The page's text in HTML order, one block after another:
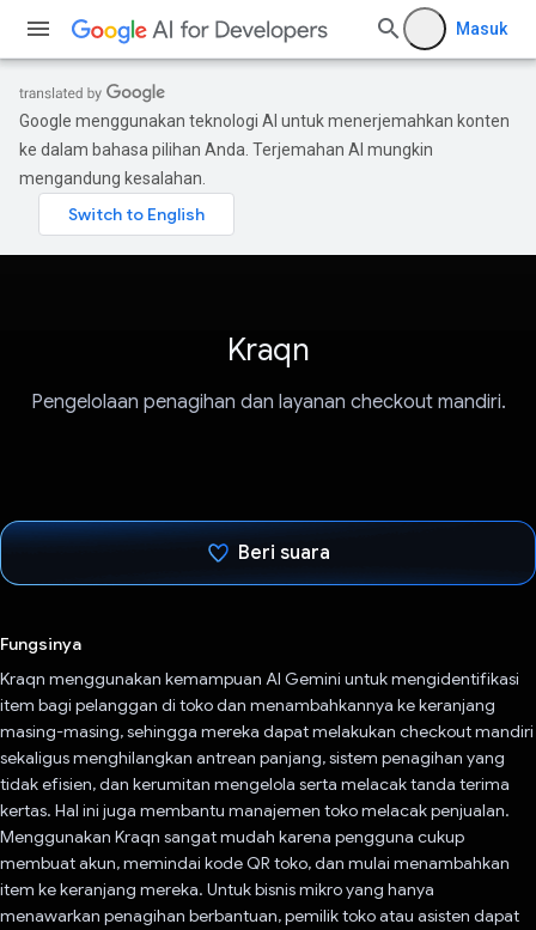
Masuk
Google menggunakan teknologi AI untuk menerjemahkan konten
ke dalam bahasa pilihan Anda. Terjemahan AI mungkin
mengandung kesalahan.
Kraqn
Pengelolaan penagihan dan layanan checkout mandiri.
Beri suara
Fungsinya
Kraqn menggunakan kemampuan AI Gemini untuk mengidentifikasi
item bagi pelanggan di toko dan menambahkannya ke keranjang
masing-masing, sehingga mereka dapat melakukan checkout mandiri
sekaligus menghilangkan antrean panjang, sistem penagihan yang
tidak efisien, dan kerumitan mengelola serta melacak tanda terima
kertas. Hal ini juga membantu manajemen toko melacak penjualan.
Menggunakan Kraqn sangat mudah karena pengguna cukup
membuat akun, memindai kode QR toko, dan mulai menambahkan
item ke keranjang mereka. Untuk bisnis mikro yang hanya
menawarkan penagihan berbantuan, pemilik toko atau asisten dapat